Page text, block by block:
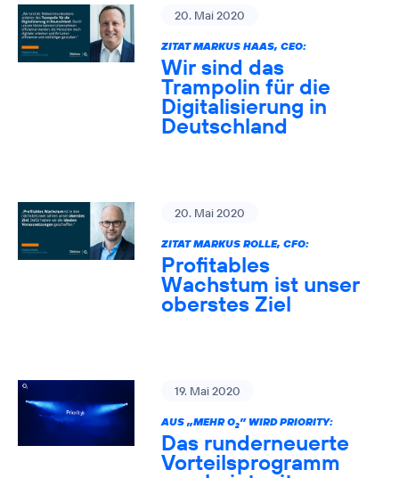
20. Mai 2020
ZITAT MARKUS HAAS, CEO:
Wir sind das
Trampolin für die
Digitalisierung in
Deutschland
20. Mai 2020
ZITAT MARKUS ROLLE, CFO:
Profitables
Wachstum ist unser
oberstes Ziel
19. Mai 2020
AUS „MEHR O2” WIRD PRIORITY:
Das runderneuerte
Vorteilsprogramm